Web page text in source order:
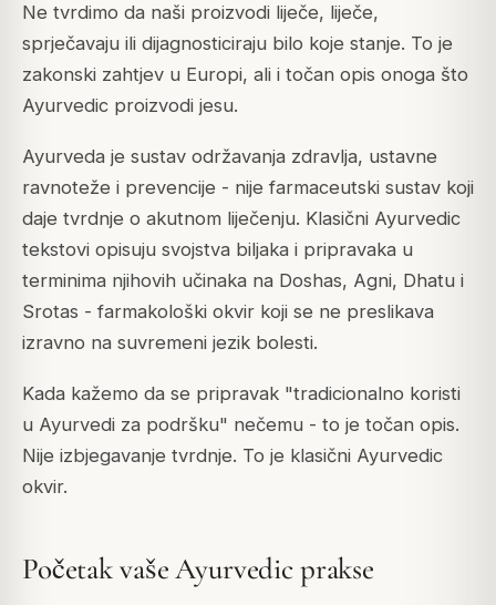
Ne tvrdimo da naši proizvodi liječe, liječe,
sprječavaju ili dijagnosticiraju bilo koje stanje. To je
zakonski zahtjev u Europi, ali i točan opis onoga što
Ayurvedic proizvodi jesu.
Ayurveda je sustav održavanja zdravlja, ustavne
ravnoteže i prevencije - nije farmaceutski sustav koji
daje tvrdnje o akutnom liječenju. Klasični Ayurvedic
tekstovi opisuju svojstva biljaka i pripravaka u
terminima njihovih učinaka na Doshas, Agni, Dhatu i
Srotas - farmakološki okvir koji se ne preslikava
izravno na suvremeni jezik bolesti.
Kada kažemo da se pripravak "tradicionalno koristi
u Ayurvedi za podršku" nečemu - to je točan opis.
Nije izbjegavanje tvrdnje. To je klasični Ayurvedic
okvir.
Početak vaše Ayurvedic prakse